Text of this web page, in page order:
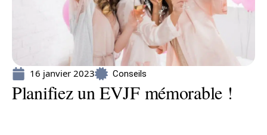
16 janvier 2023 Conseils
Planifiez un EVJF mémorable !